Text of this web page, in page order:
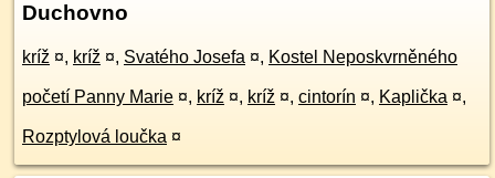
Duchovno
kríž ¤, kríž ¤, Svatého Josefa ¤, Kostel Neposkvrněného
početí Panny Marie ¤, kríž ¤, kríž ¤, cintorín ¤, Kaplička ¤,
Rozptylová loučka ¤